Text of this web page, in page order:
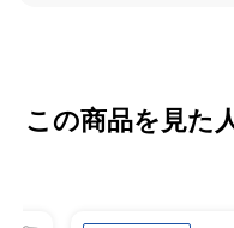
この商品を見た